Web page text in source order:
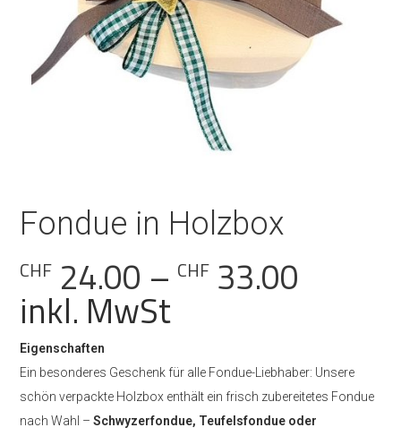
Fondue in Holzbox
CHF 24.00 – CHF 33.00
CHF
inkl. MwSt
Eigenschaften
Ein besonderes Geschenk für alle Fondue-Liebhaber: Unsere
schön verpackte Holzbox enthält ein frisch zubereitetes Fondue
nach Wahl –Schwyzerfondue, Teufelsfondue oder